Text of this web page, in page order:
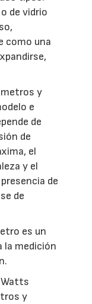
de vidrio
como una
y
e
de
de
el
y el
de
de
es un
la medición
Watts
y